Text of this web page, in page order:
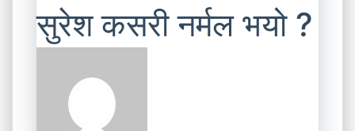
सुरेश कसरी नर्मल भयो ?